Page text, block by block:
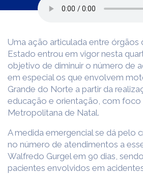
Uma ação articulada entre órgãos
Estado entrou em vigor nesta
objetivo de diminuir o número de
em especial os que envolvem
Grande do Norte a partir da
educação e orientação, com foco
Metropolitana de Natal.
A medida emergencial se dá pelo
no número de atendimentos a
Walfredo Gurgel em 90 dias,
pacientes envolvidos em